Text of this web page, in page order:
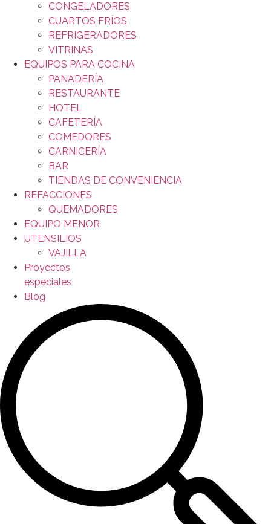
CONGELADORES
CUARTOS FRÍOS
REFRIGERADORES
VITRINAS
EQUIPOS PARA COCINA
PANADERÍA
RESTAURANTE
HOTEL
CAFETERÍA
COMEDORES
CARNICERÍA
BAR
TIENDAS DE CONVENIENCIA
REFACCIONES
QUEMADORES
EQUIPO MENOR
UTENSILIOS
VAJILLA
Proyectos
especiales
Blog